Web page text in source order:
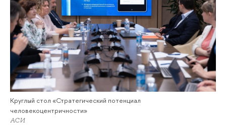
Круглый стол «Стратегический потенциал
человекоцентричности»
АСИ